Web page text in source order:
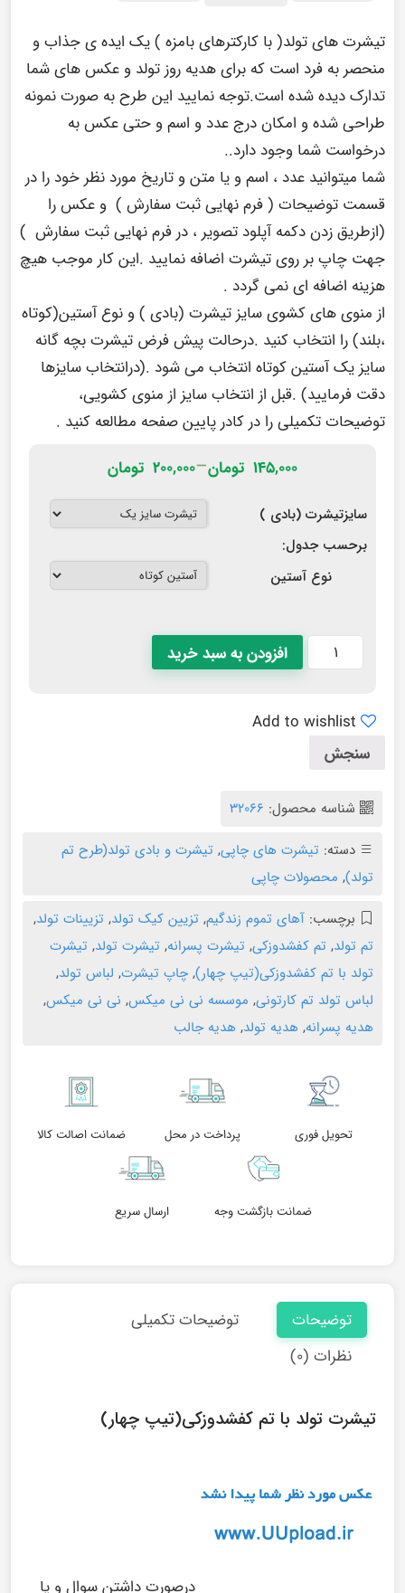
تیشرت های تولد( با کارکترهای بامزه ) یک ایده ی جذاب و
منحصر به فرد است که برای هدیه روز تولد و عکس های شما
تدارک دیده شده است.توجه نمایید این طرح به صورت نمونه
طراحی شده و امکان درج عدد و اسم و حتی عکس به
درخواست شما وجود دارد..
شما میتوانید عدد ، اسم و یا متن و تاریخ مورد نظر خود را در
قسمت توضیحات ( فرم نهایی ثبت سفارش ) و عکس را
(ازطریق زدن دکمه آپلود تصویر ، در فرم نهایی ثبت سفارش )
جهت چاپ بر روی تیشرت اضافه نمایید .این کار موجب هیچ
هزینه اضافه ای نمی گردد .
از منوی های کشوی سایز تیشرت (بادی ) و نوع آستین(کوتاه
،بلند) را انتخاب کنید .درحالت پیش فرض تیشرت بچه گانه
سایز یک آستین کوتاه انتخاب می شود .(درانتخاب سایزها
دقت فرمایید) .قبل از انتخاب سایز از منوی کشویی،
توضیحات تکمیلی را در کادر پایین صفحه مطالعه کنید .
۱۴۵,۰۰۰ تومان–۲۰۰,۰۰۰ تومان
سایزتیشرت (بادی )
برحسب جدول:
نوع آستین
افزودن به سبد خرید
Add to wishlist
سنجش
شناسه محصول: ۳۲۰۶۶
دسته: تیشرت های چاپی, تیشرت و بادی تولد(طرح تم
تولد), محصولات چاپی
برچسب: آهای تموم زندگیم, تزیین کیک تولد, تزیینات تولد,
تم تولد, تم کفشدوزکی, تیشرت پسرانه, تیشرت تولد, تیشرت
تولد با تم کفشدوزکی(تیپ چهار), چاپ تیشرت, لباس تولد,
لباس تولد تم کارتونی, موسسه نی نی میکس, نی نی میکس,
هدیه پسرانه, هدیه تولد, هدیه جالب
تحویل فوری پرداخت در محل ضمانت اصالت کالا
ضمانت بازگشت وجه ارسال سریع
توضیحات
توضیحات تکمیلی
نظرات (۰)
تیشرت تولد با تم کفشدوزکی(تیپ چهار)
درصورت داشتن سوال و یا